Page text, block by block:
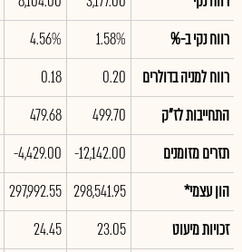
רווח נקי ב-%
1.58%
4.56%
רווח למניה בדולרים
0.20
0.18
התחייבות לז"ק
499.70
479.68
תזרים מזומנים
-12,142.00
-4,429.00
הון עצמי*
298,541.95
297,992.55
זכויות מיעוט
23.05
24.45